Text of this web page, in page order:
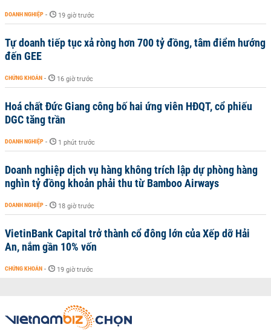
DOANH NGHIỆP - 19 giờ trước
Tự doanh tiếp tục xả ròng hơn 700 tỷ đồng, tâm điểm hướng
đến GEE
CHỨNG KHOÁN - 16 giờ trước
Hoá chất Đức Giang công bố hai ứng viên HĐQT, cổ phiếu
DGC tăng trần
DOANH NGHIỆP - 1 phút trước
Doanh nghiệp dịch vụ hàng không trích lập dự phòng hàng
nghìn tỷ đồng khoản phải thu từ Bamboo Airways
DOANH NGHIỆP - 18 giờ trước
VietinBank Capital trở thành cổ đông lớn của Xếp dỡ Hải
An, nắm gần 10% vốn
CHỨNG KHOÁN - 19 giờ trước